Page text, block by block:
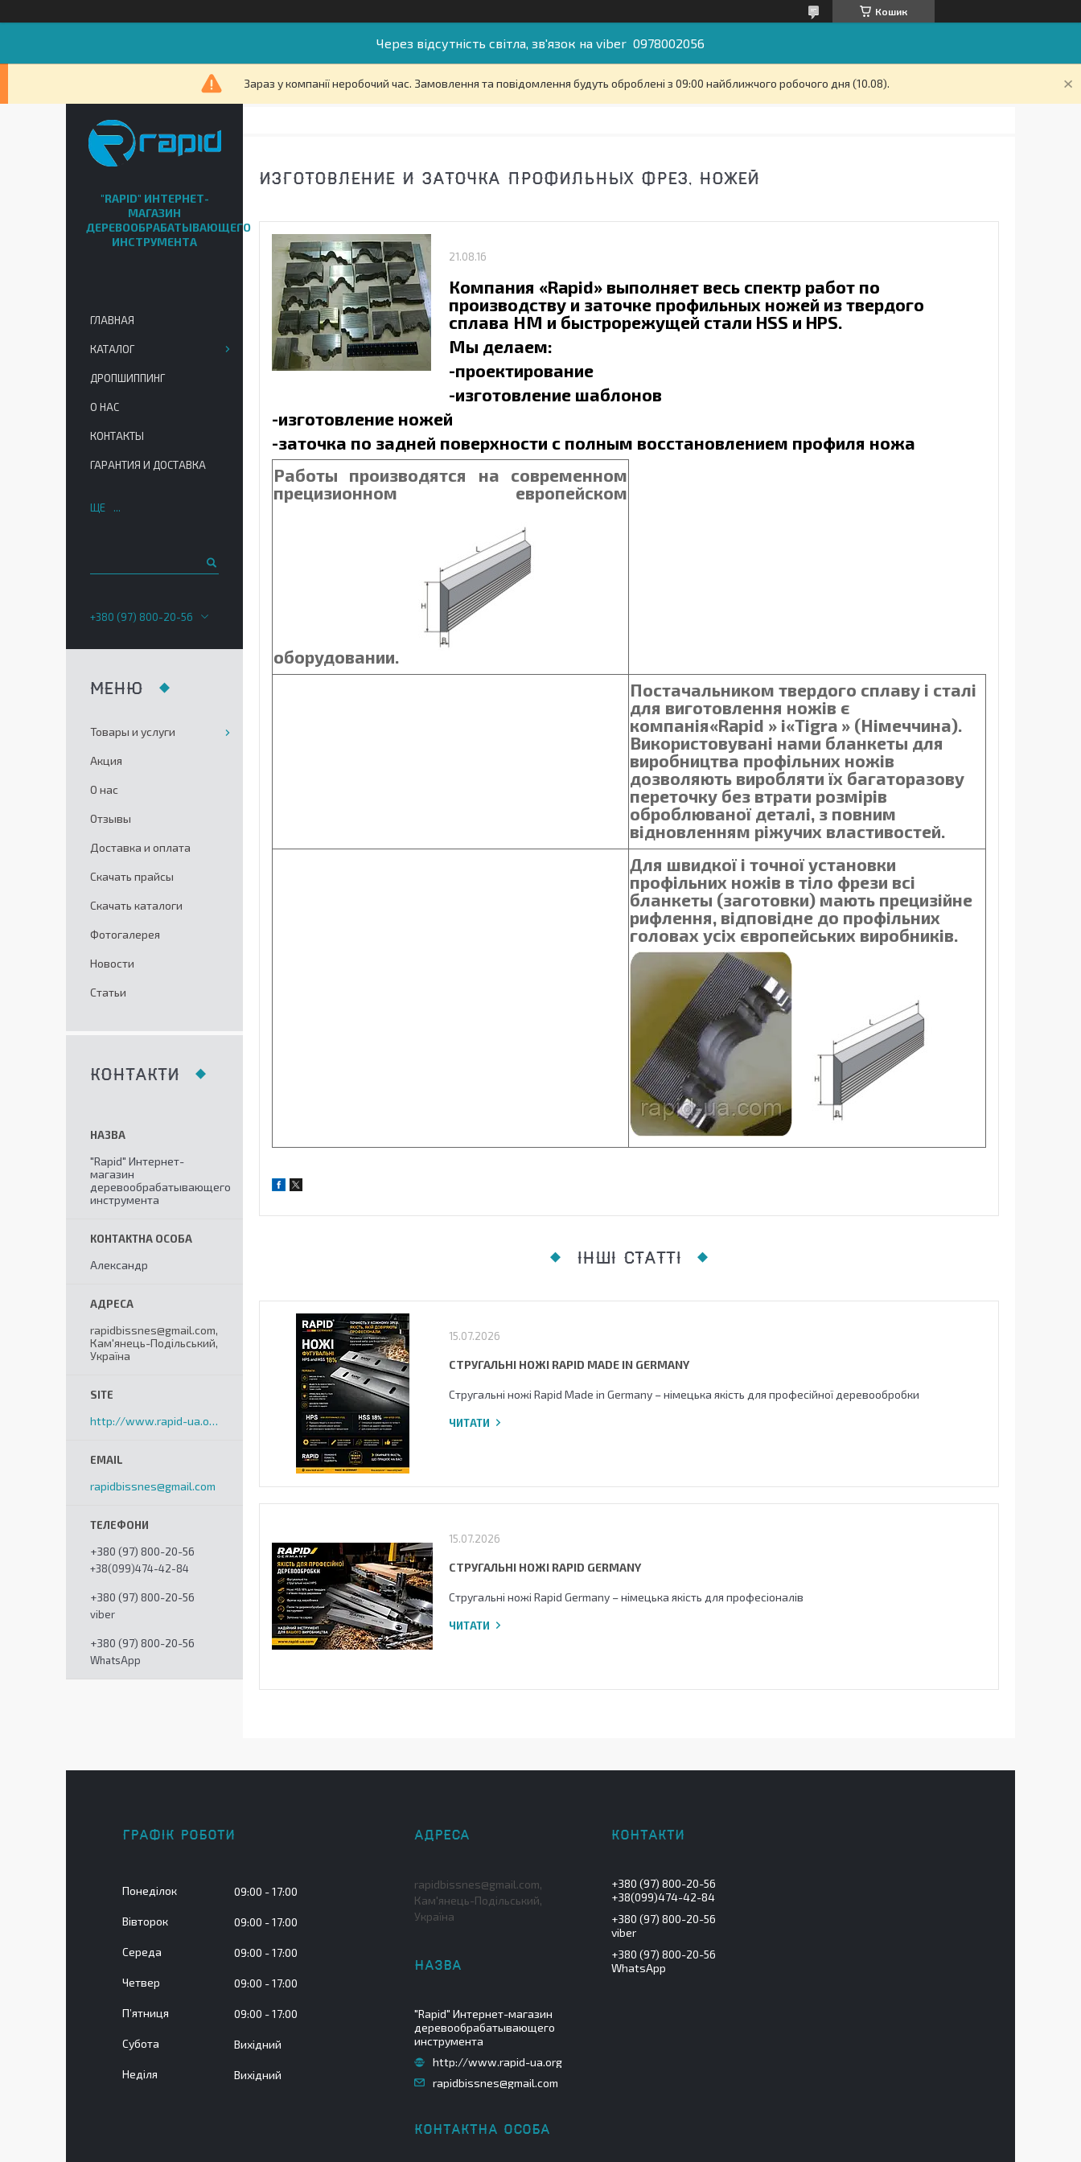
Кошик
Через відсутність світла, зв'язок на viber 0978002056
Зараз у компанії неробочий час. Замовлення та повідомлення будуть оброблені з 09:00 найближчого робочого дня (10.08).
ИЗГОТОВЛЕНИЕ И ЗАТОЧКА ПРОФИЛЬНЫХ ФРЕЗ, НОЖЕЙ
21.08.16
Компания «Rapid» выполняет весь спектр работ по
производству и заточке профильных ножей из твердого
сплава НМ и быстрорежущей стали HSS и HPS.
Мы делаем:
-проектирование
-изготовление шаблонов
-изготовление ножей
-заточка по задней поверхности с полным восстановлением профиля ножа
Работы производятся на
современном
прецизионном европейском
оборудовании.
Постачальником твердого сплаву і сталі
для виготовлення ножів є
компанія«Rapid » і«Tigra » (Німеччина).
Використовувані нами бланкеты для
виробництва профільних ножів
дозволяють виробляти їх багаторазову
переточку без втрати розмірів
оброблюваної деталі, з повним
відновленням ріжучих властивостей.
Для швидкої і точної установки
профільних ножів в тіло фрези всі
бланкеты (заготовки) мають прецизійне
рифлення, відповідне до профільних
головах усіх європейських виробників.
ІНШІ СТАТТІ
15.07.2026
СТРУГАЛЬНІ НОЖІ RAPID MADE IN GERMANY
Стругальні ножі Rapid Made in Germany – німецька якість для професійної деревообробки
ЧИТАТИ
15.07.2026
СТРУГАЛЬНІ НОЖІ RAPID GERMANY
Стругальні ножі Rapid Germany – німецька якість для професіоналів
ЧИТАТИ
"RAPID" ИНТЕРНЕТ-
МАГАЗИН
ДЕРЕВООБРАБАТЫВАЮЩЕГО
ИНСТРУМЕНТА
ГЛАВНАЯ
КАТАЛОГ
ДРОПШИППИНГ
О НАС
КОНТАКТЫ
ГАРАНТИЯ И ДОСТАВКА
ЩЕ
+380 (97) 800-20-56
Товары и услуги
Акция
О нас
Отзывы
Доставка и оплата
Скачать прайсы
Скачать каталоги
Фотогалерея
Новости
Статьи
КОНТАКТИ
"Rapid" Интернет-
магазин
деревообрабатывающего
инструмента
Александр
rapidbissnes@gmail.com,
Кам'янець-Подільський,
Україна
http://www.rapid-ua.org
rapidbissnes@gmail.com
+380 (97) 800-20-56
+38(099)474-42-84
+380 (97) 800-20-56
viber
+380 (97) 800-20-56
WhatsApp
ГРАФІК РОБОТИ
Понеділок 09:00 17:00
Вівторок 09:00 17:00
Середа 09:00 17:00
Четвер 09:00 17:00
Пʼятниця 09:00 17:00
Субота Вихідний
Неділя Вихідний
rapidbissnes@gmail.com,
Кам'янець-Подільський,
Україна
"Rapid" Интернет-магазин
деревообрабатывающего
инструмента
http://www.rapid-ua.org
rapidbissnes@gmail.com
+380 (97) 800-20-56
+38(099)474-42-84
+380 (97) 800-20-56
viber
+380 (97) 800-20-56
WhatsApp